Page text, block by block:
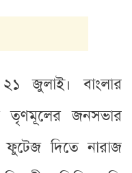
জুলাই। বাংলার
তৃণমূলের জনসভার
দিতে নারাজ